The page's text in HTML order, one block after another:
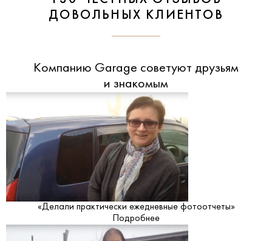
ДОВОЛЬНЫХ КЛИЕНТОВ
Компанию Garage советуют друзьям
и знакомым
«Делали практически ежедневные фотоотчеты»
Подробнее